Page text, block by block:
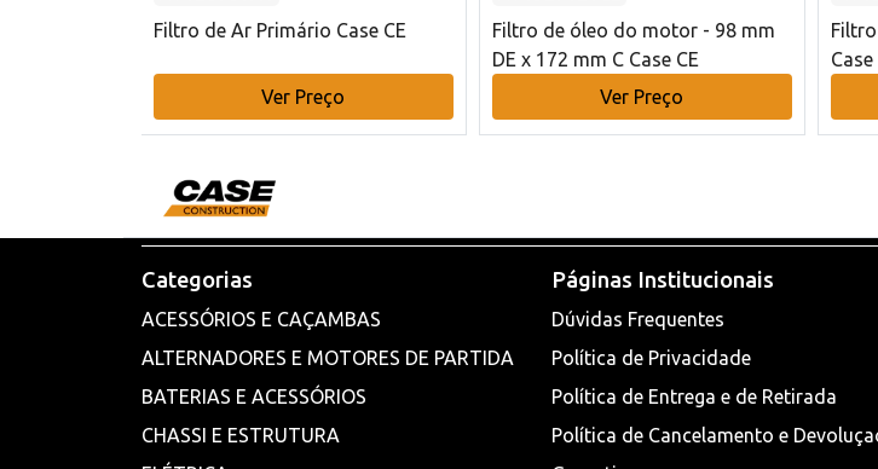
Filtro de Ar Primário Case CE
Ver Preço
Filtro de óleo do motor - 98 mm
DE x 172 mm C Case CE
Ver Preço
Case
Categorias
ACESSÓRIOS E CAÇAMBAS
ALTERNADORES E MOTORES DE PARTIDA
BATERIAS E ACESSÓRIOS
CHASSI E ESTRUTURA
Páginas Institucionais
Dúvidas Frequentes
Política de Privacidade
Política de Entrega e de Retirada
Política de Cancelamento e